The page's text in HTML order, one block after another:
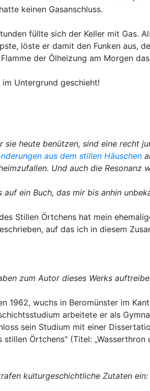
keinen Gasanschluss.
füllte sich der Keller mit Gas.
löste er damit den Funken aus,
der Ölheizung am Morgen
Untergrund geschieht!
sie heute benützen, sind eine recht
aus dem stillen Häuschen
Und auch die Resonanz
auf ein Buch, das mir bis anhin
Stillen Örtchens hat mein
auf das ich in diesem
zum Autor dieses Werks
1962, wuchs in Beromünster im
arbeitete er als
sein Studium mit einer
stillen Örtchens" (Titel:
kulturgeschichtliche Zutaten ein: